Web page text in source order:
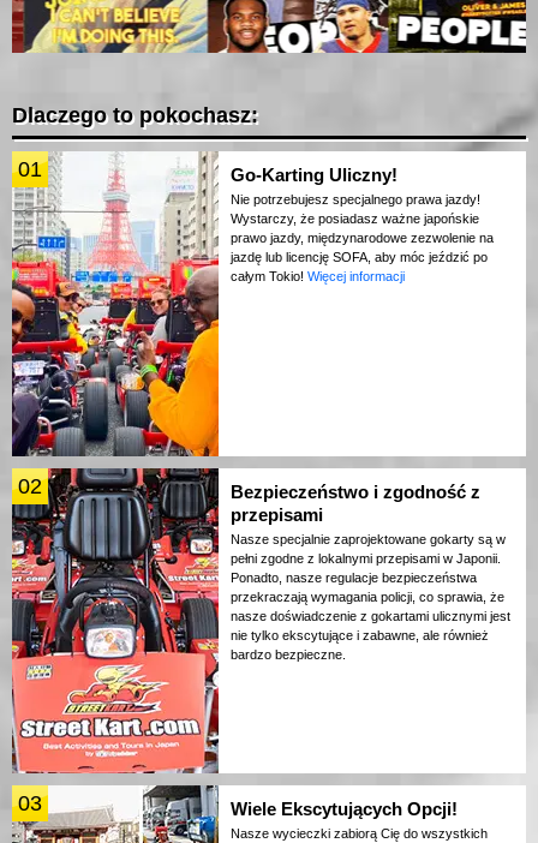
Dlaczego to pokochasz:
01 Go-Karting Uliczny!
Nie potrzebujesz specjalnego prawa jazdy!
Wystarczy, że posiadasz ważne japońskie
prawo jazdy, międzynarodowe zezwolenie na
jazdę lub licencję SOFA, aby móc jeździć po
całym Tokio! Więcej informacji
02
Bezpieczeństwo i zgodność z
przepisami
Nasze specjalnie zaprojektowane gokarty są w
pełni zgodne z lokalnymi przepisami w Japonii.
Ponadto, nasze regulacje bezpieczeństwa
przekraczają wymagania policji, co sprawia, że
nasze doświadczenie z gokartami ulicznymi jest
nie tylko ekscytujące i zabawne, ale również
bardzo bezpieczne.
03 Wiele Ekscytujących Opcji!
Nasze wycieczki zabiorą Cię do wszystkich